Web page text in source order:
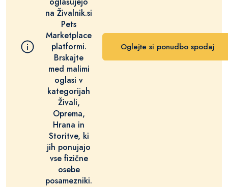
na Živalnik.si
Pets
Marketplace
platformi.
Brskajte
med malimi
oglasi v
kategorijah
Živali,
Oprema,
Hrana in
Storitve, ki
jih ponujajo
vse fizične
osebe
posamezniki.
Oglejte si ponudbo spodaj